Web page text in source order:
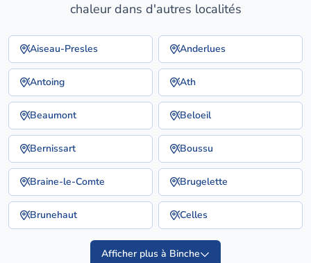
chaleur dans d'autres localités
Aiseau-Presles Anderlues
Antoing Ath
Beaumont Beloeil
Bernissart Boussu
Braine-le-Comte Brugelette
Brunehaut Celles
Afficher plus à Binche